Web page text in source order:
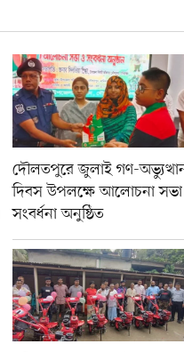
দৌলতপুরে জুলাই গণ-
দিবস উপলক্ষে আলোচনা
সংবর্ধনা অনুষ্ঠিত